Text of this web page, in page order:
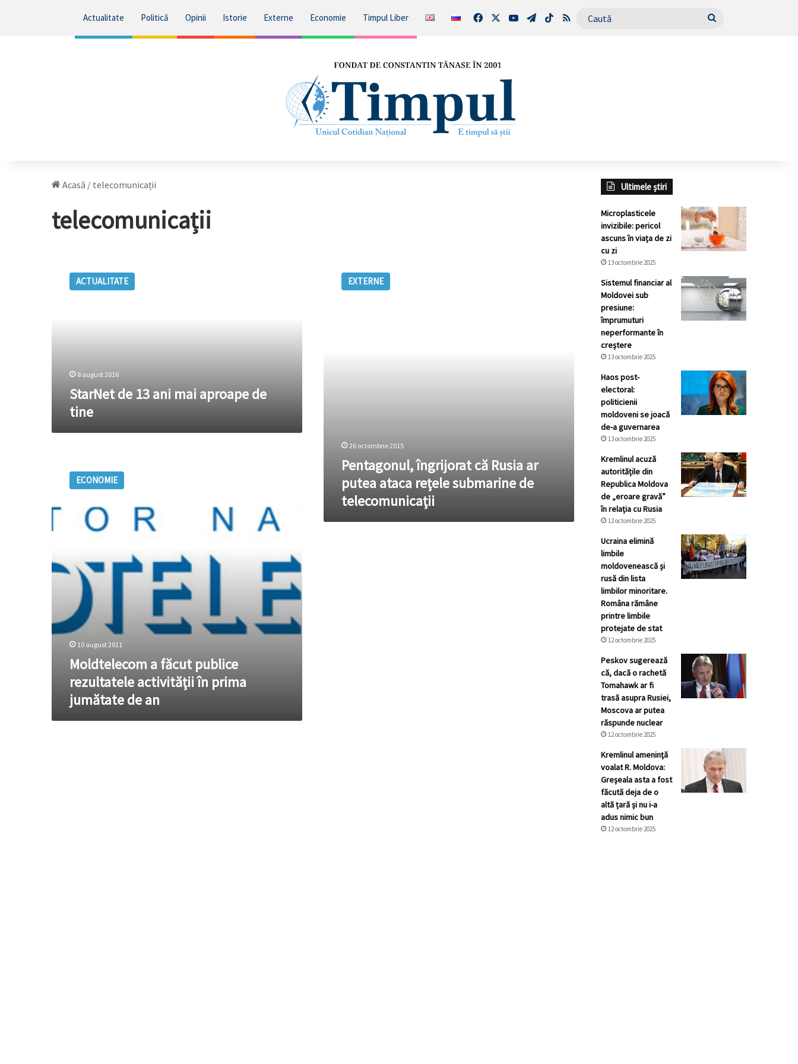
Actualitate Politică Opinii Istorie Externe Economie Timpul Liber FacebookYouTubeTelegram
TikTokRSS Caută
Acasă / telecomunicații
telecomunicații
ACTUALITATE
8 august 2016
StarNet de 13 ani mai aproape de
tine
îngrijorat
EXTERNE
26 octombrie 2015
Pentagonul, îngrijorat că Rusia ar
putea ataca reţele submarine de
telecomunicaţii
rezultatele
activităţii
în
jumătate
de
ECONOMIE
10 august 2011
Moldtelecom a făcut publice
rezultatele activităţii în prima
jumătate de an
Ultimele știri
Microplasticele
invizibile: pericol
ascuns în viața de zi
cu zi
13 octombrie 2025
Sistemul financiar al
Moldovei sub
presiune:
împrumuturi
neperformante în
creștere
13 octombrie 2025
Haos post-
electoral:
politicienii
moldoveni se joacă
de-a guvernarea
13 octombrie 2025
Kremlinul acuză
autoritățile din
Republica Moldova
de „eroare gravă”
în relația cu Rusia
12 octombrie 2025
Ucraina elimină
limbile
moldovenească și
rusă din lista
limbilor minoritare.
Româna rămâne
printre limbile
protejate de stat
12 octombrie 2025
Peskov sugerează
că, dacă o rachetă
Tomahawk ar fi
trasă asupra Rusiei,
Moscova ar putea
răspunde nuclear
12 octombrie 2025
Kremlinul ameninţă
voalat R. Moldova:
Greșeala asta a fost
făcută deja de o
altă țară și nu i-a
adus nimic bun
12 octombrie 2025